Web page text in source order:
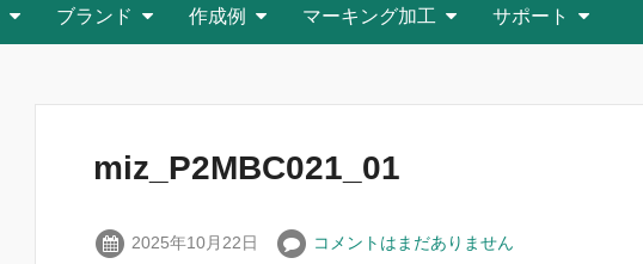
ブランド 作成例 マーキング加工 サポート
miz_P2MBC021_01
2025年10月22日 コメントはまだありません